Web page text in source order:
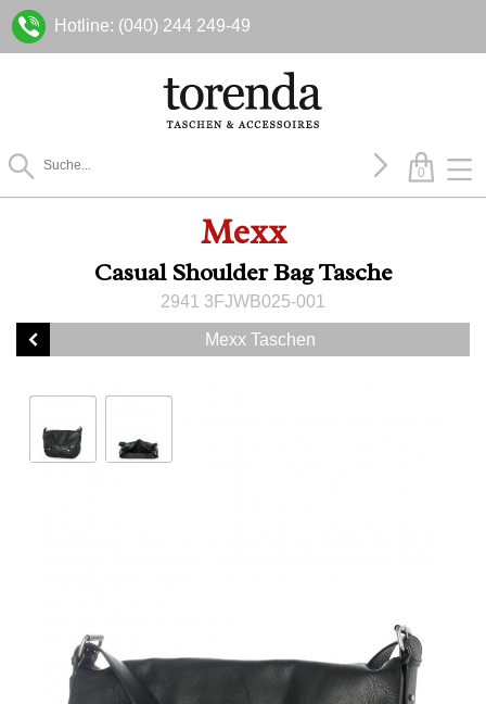
Hotline: (040) 244 249-49
0
Mexx
Casual Shoulder Bag Tasche
2941 3FJWB025-001
Mexx Taschen